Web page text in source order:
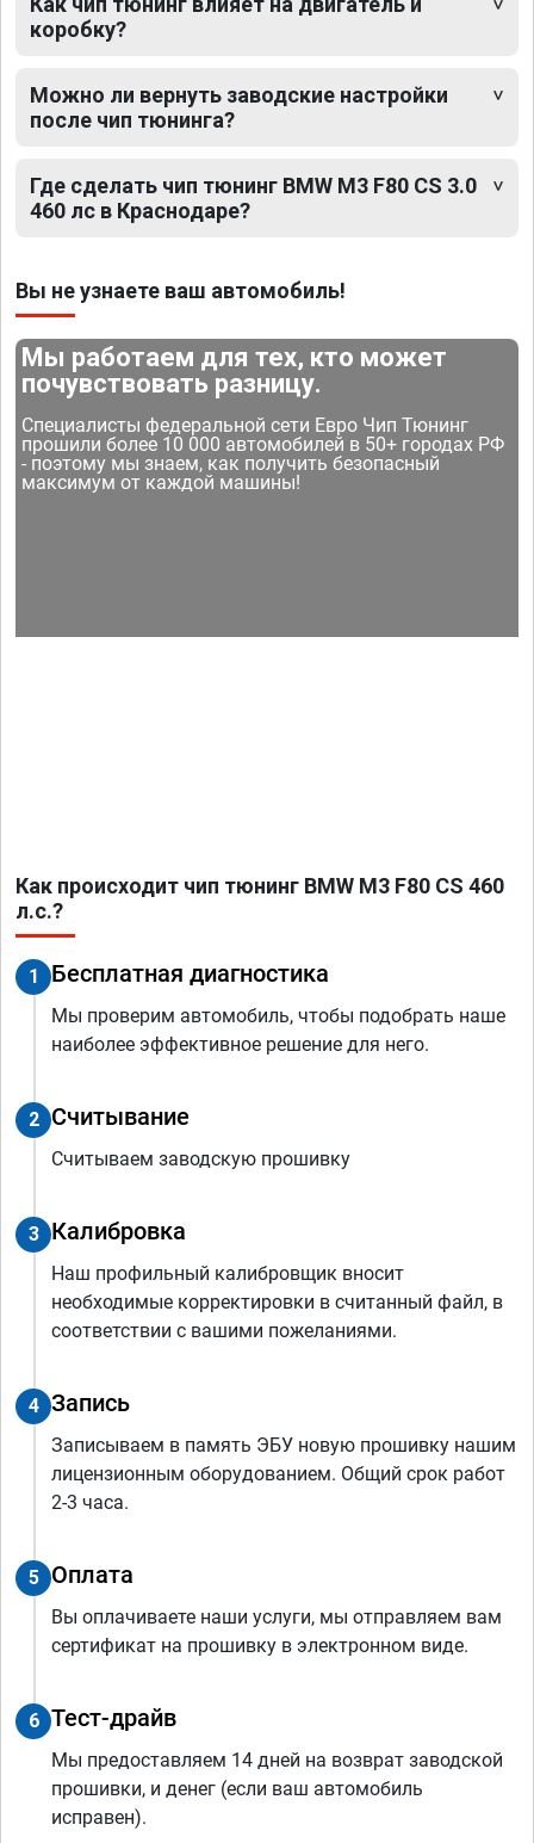
коробку?
Можно ли вернуть заводские настройки
после чип тюнинга?
Где сделать чип тюнинг BMW M3 F80 CS 3.0
460 лс в Краснодаре?
Вы не узнаете ваш автомобиль!
Мы работаем для тех, кто может
почувствовать разницу.
Специалисты федеральной сети Евро Чип Тюнинг
прошили более 10 000 автомобилей в 50+ городах РФ
- поэтому мы знаем, как получить безопасный
максимум от каждой машины!
Как происходит чип тюнинг BMW M3 F80 CS 460
л.с.?
1 Бесплатная диагностика
Мы проверим автомобиль, чтобы подобрать наше
наиболее эффективное решение для него.
2 Считывание
Считываем заводскую прошивку
3 Калибровка
Наш профильный калибровщик вносит
необходимые корректировки в считанный файл, в
соответствии с вашими пожеланиями.
4 Запись
Записываем в память ЭБУ новую прошивку нашим
лицензионным оборудованием. Общий срок работ
2-3 часа.
5 Оплата
Вы оплачиваете наши услуги, мы отправляем вам
сертификат на прошивку в электронном виде.
6 Тест-драйв
Мы предоставляем 14 дней на возврат заводской
прошивки, и денег (если ваш автомобиль
исправен).